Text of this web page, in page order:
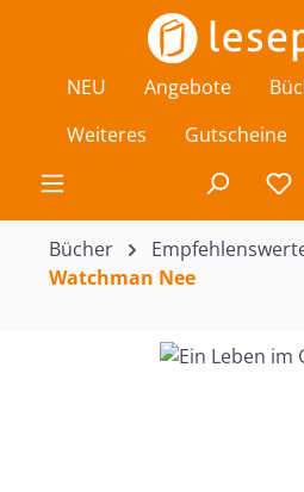
Zum Hauptinhalt springen
NEU Angebote
Weiteres
Gutscheine
Bücher
Watchman Nee
Bildergalerie überspringen